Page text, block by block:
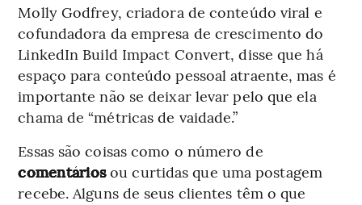
Molly Godfrey, criadora de conteúdo viral e
cofundadora da empresa de crescimento do
LinkedIn Build Impact Convert, disse que há
espaço para conteúdo pessoal atraente, mas é
importante não se deixar levar pelo que ela
chama de “métricas de vaidade.”
Essas são coisas como o número de
comentáriosou curtidas que uma postagem
recebe. Alguns de seus clientes têm o que